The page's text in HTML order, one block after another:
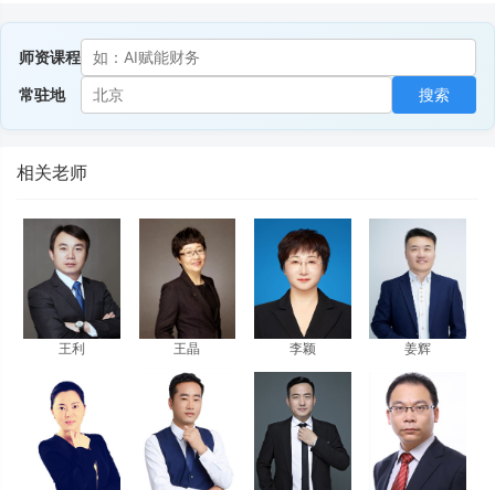
师资课程
常驻地
搜索
相关老师
王利 王晶 李颖 姜辉